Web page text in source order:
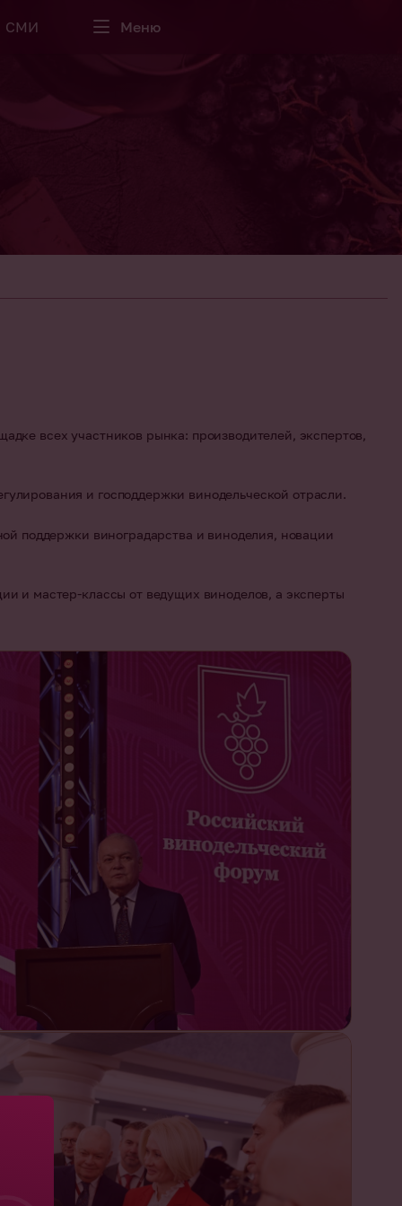
СМИ Меню
всех участников рынка: производителей, экспертов,
и господдержки винодельческой отрасли.
поддержки виноградарства и виноделия, новации
и мастер-классы от ведущих виноделов, а эксперты